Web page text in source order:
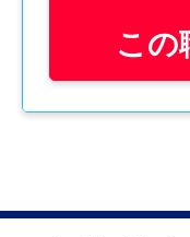
調整手当：
※経験年数
※別途、処遇
この